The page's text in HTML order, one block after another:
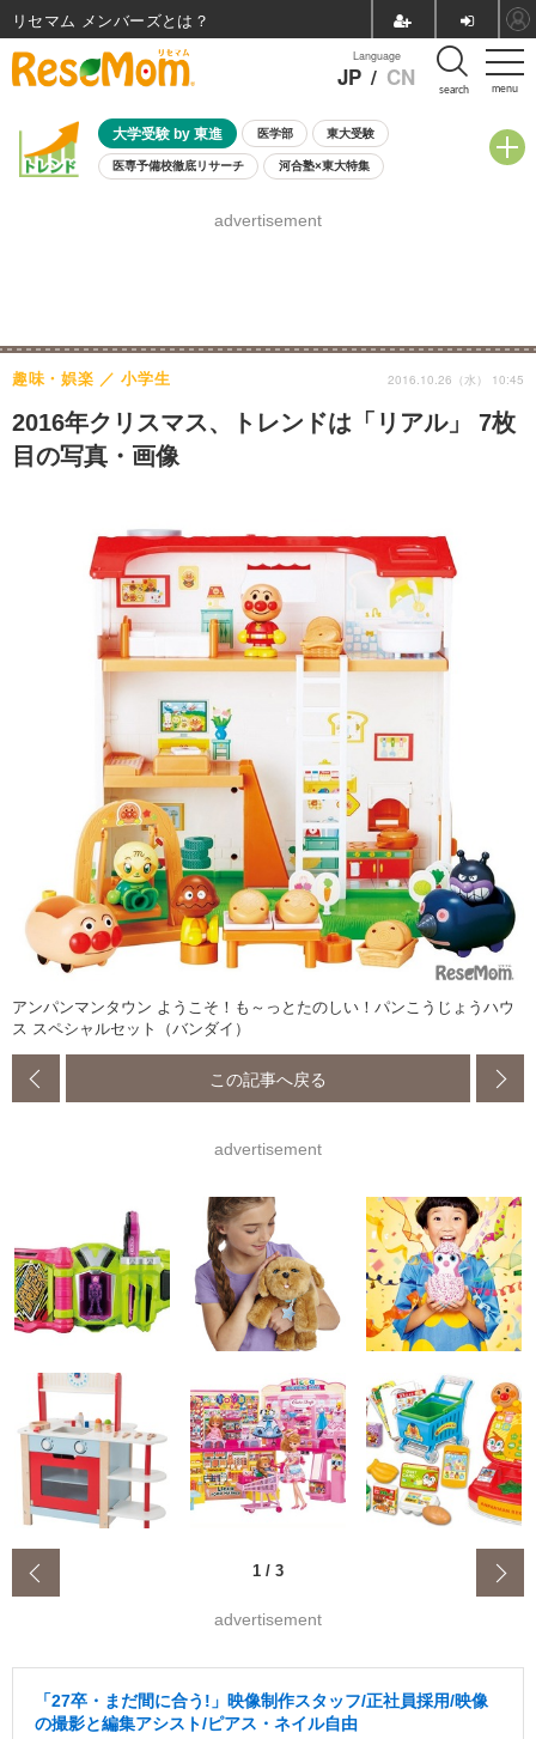
menu
Language
JP / CN search
大学受験 by 東進 医学部 東大受験
医専予備校徹底リサーチ 河合塾×東大特集
8月開催学校説明会・相談会
advertisement
2016年クリスマス、トレンドは「リアル」 7枚
目の写真・画像
趣味・娯楽 小学生 2016.10.26（水） 10:45
アンパンマンタウン ようこそ！も～っとたのしい！パンこうじょうハウ
ス スペシャルセット（バンダイ）
この記事へ戻る
advertisement
1 / 3
advertisement
「27卒・まだ間に合う!」映像制作スタッフ/正社員採用/映像
の撮影と編集アシスト/ピアス・ネイル自由
リセマム メンバーズ